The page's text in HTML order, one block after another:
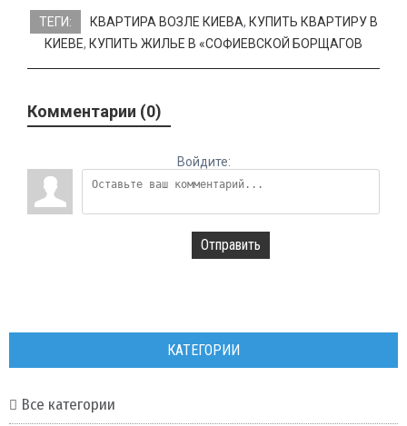
ТЕГИ: КВАРТИРА ВОЗЛЕ КИЕВА, КУПИТЬ КВАРТИРУ В
КИЕВЕ, КУПИТЬ ЖИЛЬЕ В «СОФИЕВСКОЙ БОРЩАГОВ
Комментарии (0)
Войдите:
Отправить
КАТЕГОРИИ
Все категории